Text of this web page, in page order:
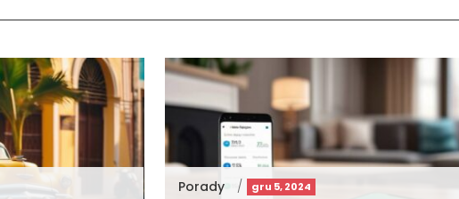
Porady / gru 5, 2024